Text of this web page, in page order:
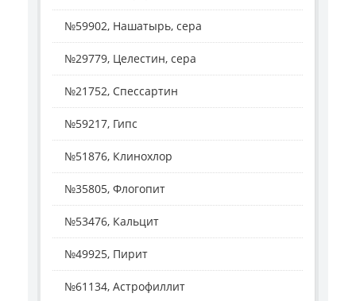
№59902, Нашатырь, сера
№29779, Целестин, сера
№21752, Спессартин
№59217, Гипс
№51876, Клинохлор
№35805, Флогопит
№53476, Кальцит
№49925, Пирит
№61134, Астрофиллит